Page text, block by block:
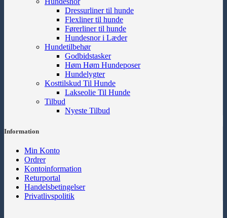
Dressurliner til hunde
Flexliner til hunde
Førerliner til hunde
Hundesnor i Læder
Hundetilbehør
Godbidstasker
Høm Høm Hundeposer
Hundelygter
Kosttilskud Til Hunde
Lakseolie Til Hunde
Tilbud
Nyeste Tilbud
Information
Min Konto
Ordrer
Kontoinformation
Returportal
Handelsbetingelser
Privatlivspolitik